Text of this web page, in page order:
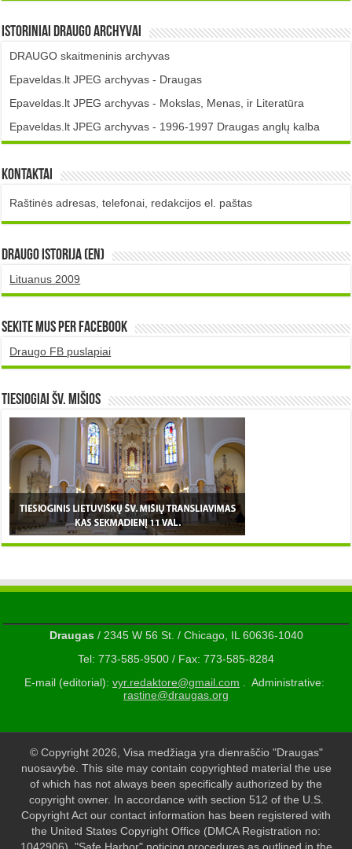
Istoriniai DRAUGO Archyvai
DRAUGO skaitmeninis archyvas
Epaveldas.lt JPEG archyvas - Draugas
Epaveldas.lt JPEG archyvas - Mokslas, Menas, ir Literatūra
Epaveldas.lt JPEG archyvas - 1996-1997 Draugas anglų kalba
Kontaktai
Raštinės adresas, telefonai, redakcijos el. paštas
DRAUGO istorija (EN)
Lituanus 2009
Sekite mus per Facebook
Draugo FB puslapiai
TIESIOGIAI šv. MIŠIOS
Draugas/ 2345 W 56 St. / Chicago, IL 60636-1040
Tel: 773-585-9500 / Fax: 773-585-8284
E-mail (editorial): vyr.redaktore@gmail.com . Administrative:
rastine@draugas.org
© Copyright 2026, Visa medžiaga yra dienraščio "Draugas"
nuosavybė. This site may contain copyrighted material the use
of which has not always been specifically authorized by the
copyright owner. In accordance with section 512 of the U.S.
Copyright Act our contact information has been registered with
the United States Copyright Office (DMCA Registration no: